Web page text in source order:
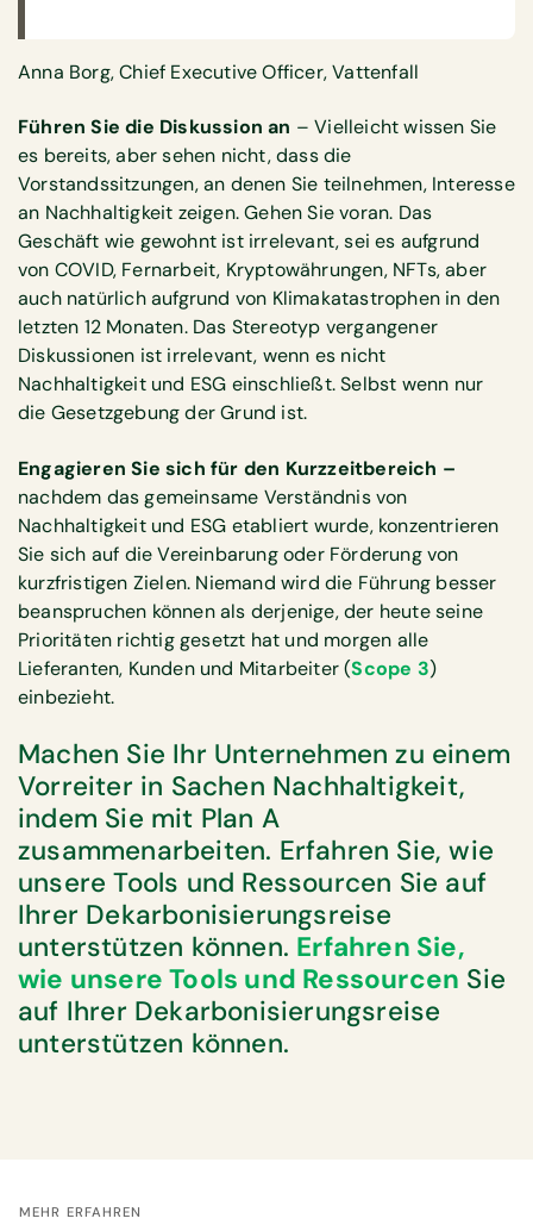
Anna Borg, Chief Executive Officer, Vattenfall
Führen Sie die Diskussion an – Vielleicht wissen Sie
es bereits, aber sehen nicht, dass die
Vorstandssitzungen, an denen Sie teilnehmen, Interesse
an Nachhaltigkeit zeigen. Gehen Sie voran. Das
Geschäft wie gewohnt ist irrelevant, sei es aufgrund
von COVID, Fernarbeit, Kryptowährungen, NFTs, aber
auch natürlich aufgrund von Klimakatastrophen in den
letzten 12 Monaten. Das Stereotyp vergangener
Diskussionen ist irrelevant, wenn es nicht
Nachhaltigkeit und ESG einschließt. Selbst wenn nur
die Gesetzgebung der Grund ist.
Engagieren Sie sich für den Kurzzeitbereich –
nachdem das gemeinsame Verständnis von
Nachhaltigkeit und ESG etabliert wurde, konzentrieren
Sie sich auf die Vereinbarung oder Förderung von
kurzfristigen Zielen. Niemand wird die Führung besser
beanspruchen können als derjenige, der heute seine
Prioritäten richtig gesetzt hat und morgen alle
Lieferanten, Kunden und Mitarbeiter (Scope 3)
einbezieht.
Machen Sie Ihr Unternehmen zu einem
Vorreiter in Sachen Nachhaltigkeit,
indem Sie mit Plan A
zusammenarbeiten. Erfahren Sie, wie
unsere Tools und Ressourcen Sie auf
Ihrer Dekarbonisierungsreise
unterstützen können. Erfahren Sie,
wie unsere Tools und Ressourcen Sie
auf Ihrer Dekarbonisierungsreise
unterstützen können.
MEHR ERFAHREN